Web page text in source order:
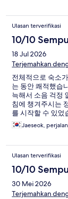
Ulasan terverifikasi
10/10
18 Jul 2026
Terjemahkan
전체적으로 숙소
는 동안 쾌적했습
늑해서 소음 걱정
침에 챙겨주시는
를 시작할 수 있었
이었습니다. 대전
습니다.
Jaeseok,
Ulasan terverifikasi
10/10
30 Mei 2026
Terjemahkan